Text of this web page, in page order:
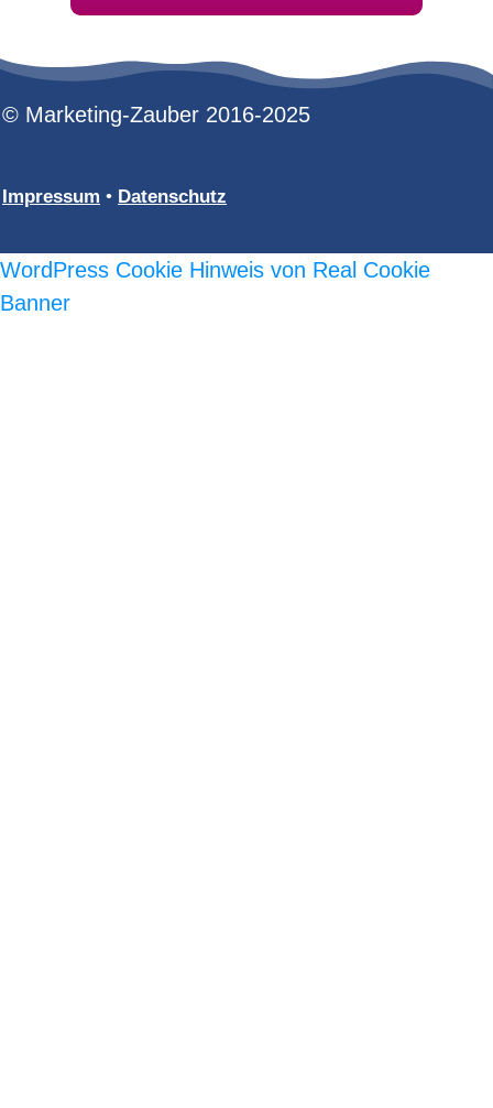
© Marketing-Zauber 2016-2025
Impressum • Datenschutz
WordPress Cookie Hinweis von Real Cookie
Banner